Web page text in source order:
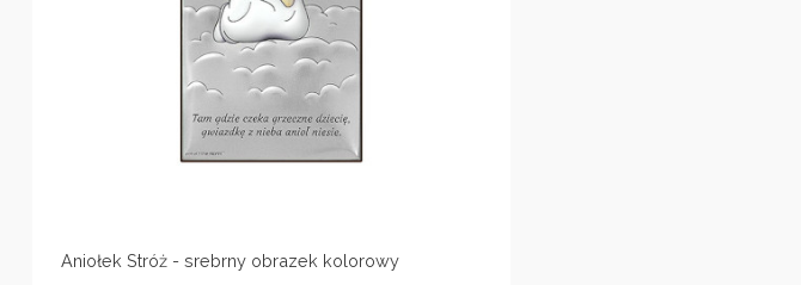
Aniołek Stróż - srebrny obrazek kolorowy